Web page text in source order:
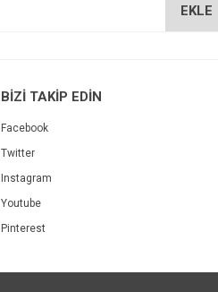
EKLE
BİZİ TAKİP EDİN
Facebook
Twitter
Instagram
Youtube
Pinterest